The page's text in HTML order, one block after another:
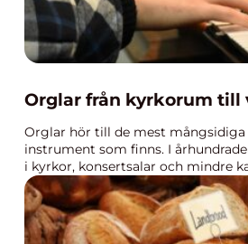
Orglar från kyrkorum
Orglar hör till de mest
instrument som finns. I
i kyrkor, konsertsalar och mindre